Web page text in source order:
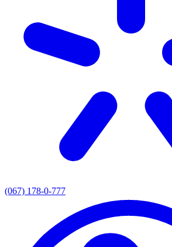
(067) 178-0-777